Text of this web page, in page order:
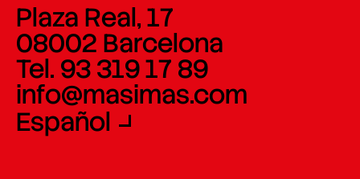
Plaza Real, 17
08002 Barcelona
Tel. 93 319 17 89
info@masimas.com
Español